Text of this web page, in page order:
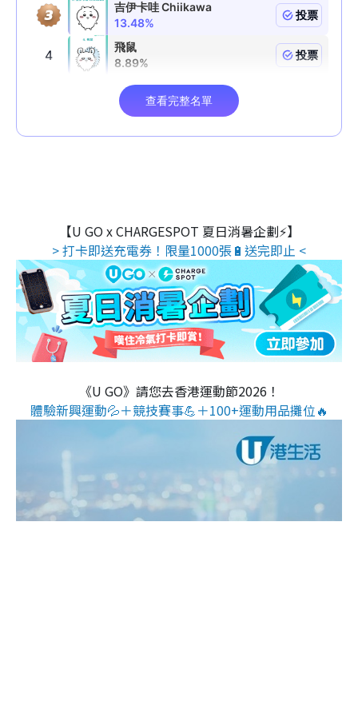
【U GO x CHARGESPOT 夏日消暑企劃⚡】
> 打卡即送充電券！限量1000張🔋送完即止 <
《U GO》請您去香港運動節2026！
體驗新興運動💦＋競技賽事💪＋100+運動用品攤位🔥